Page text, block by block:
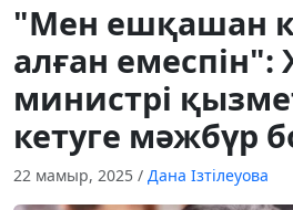
"Мен ешқашан
алған
министрі
кетуге мәжбүр
22 мамыр, 2025 / Дана Ізтілеуова